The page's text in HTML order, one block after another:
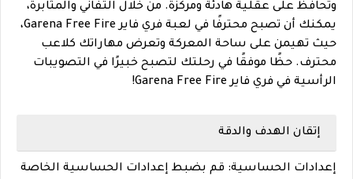
وتحافظ على عقلية هادئة ومركزة. من خلال التفاني والمثابرة،
يمكنك أن تصبح محترفًا في لعبة فري فاير Garena Free Fire،
حيث تهيمن على ساحة المعركة وتعرض مهاراتك كلاعب
محترف. حظًا موفقًا في رحلتك لتصبح خبيرًا في التصويبات
الرأسية في فري فاير Garena Free Fire!
إتقان الهدف والدقة
إعدادات الحساسية: قم بضبط إعدادات الحساسية الخاصة